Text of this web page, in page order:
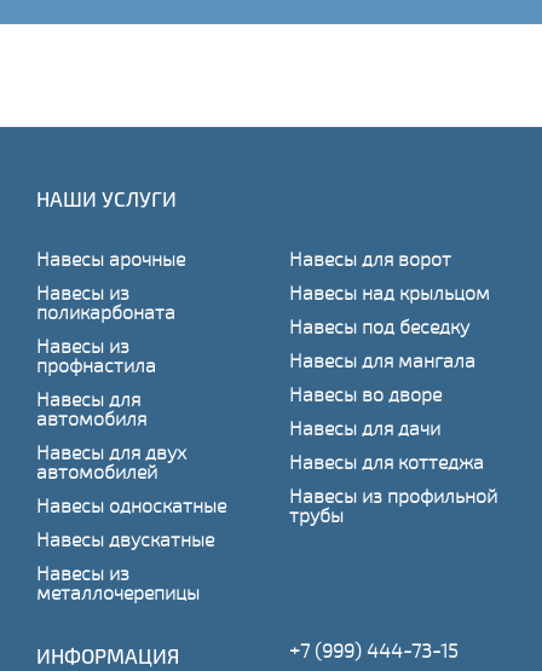
НАШИ УСЛУГИ
Навесы арочные
Навесы из
поликарбоната
Навесы из
профнастила
Навесы для
автомобиля
Навесы для двух
автомобилей
Навесы односкатные
Навесы двускатные
Навесы из
металлочерепицы
Навесы для ворот
Навесы над крыльцом
Навесы под беседку
Навесы для мангала
Навесы во дворе
Навесы для дачи
Навесы для коттеджа
Навесы из профильной
трубы
ИНФОРМАЦИЯ +7 (999) 444-73-15